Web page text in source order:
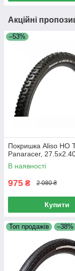
Акційні
–53%
Покришка Aliso HO
Panaracer,
В наявності
975 ₴ 2 080 ₴
Купити
Топ продажів –38%